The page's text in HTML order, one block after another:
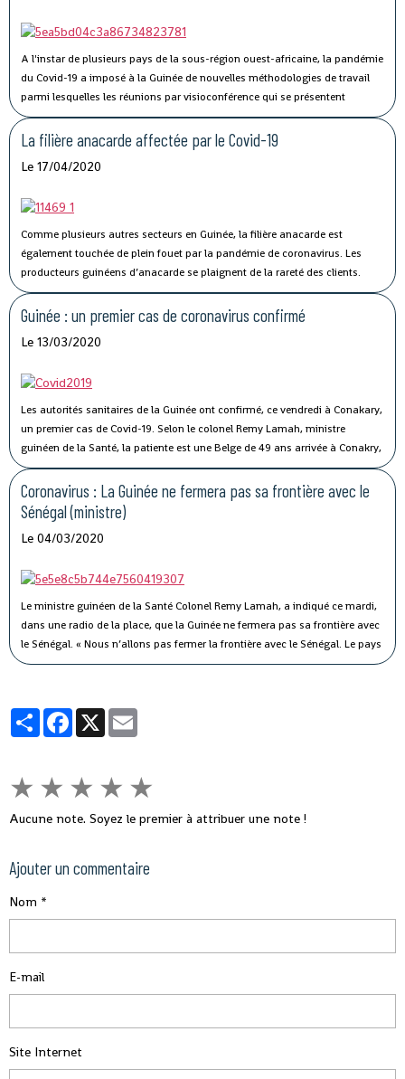
A l'instar de plusieurs pays de la sous-région ouest-africaine, la pandémie
du Covid-19 a imposé à la Guinée de nouvelles méthodologies de travail
parmi lesquelles les réunions par visioconférence qui se présentent
comme un véritable défi technologique pour les autorités guinéennes.
La filière anacarde affectée par le Covid-19
Le 17/04/2020
Comme plusieurs autres secteurs en Guinée, la filière anacarde est
également touchée de plein fouet par la pandémie de coronavirus. Les
producteurs guinéens d’anacarde se plaignent de la rareté des clients.
Lancée le 02 avril dernier, par le ministère du Commerce, la campagne de
commercialisation de l’anacarde n’a pas connu son affluence habituelle à
cause de la crise sanitaire qui secoue le monde.
Guinée : un premier cas de coronavirus confirmé
Le 13/03/2020
Les autorités sanitaires de la Guinée ont confirmé, ce vendredi à Conakary,
un premier cas de Covid-19. Selon le colonel Remy Lamah, ministre
guinéen de la Santé, la patiente est une Belge de 49 ans arrivée à Conakry,
il y a une semaine. « Elle a été conduite et isolée au Centre de traitement de
Nongo », a-t-il indiqué.
Coronavirus : La Guinée ne fermera pas sa frontière avec le
Sénégal (ministre)
Le 04/03/2020
Le ministre guinéen de la Santé Colonel Remy Lamah, a indiqué ce mardi,
dans une radio de la place, que la Guinée ne fermera pas sa frontière avec
le Sénégal. « Nous n’allons pas fermer la frontière avec le Sénégal. Le pays
est signataire du règlement sanitaire international. Ce n’est pas parce que
prises pour éviter ce virus en Guinée.
PartagerFacebook
X
★ ★ ★ ★ ★
Aucune note. Soyez le premier à attribuer une note !
Ajouter un commentaire
Nom
E-mail
Site Internet